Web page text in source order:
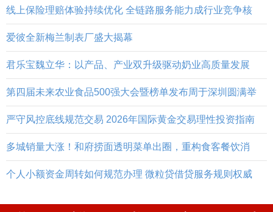
线上保险理赔体验持续优化 全链路服务能力成行业竞争核
爱彼全新梅兰制表厂盛大揭幕
君乐宝魏立华：以产品、产业双升级驱动奶业高质量发展
第四届未来农业食品500强大会暨榜单发布周于深圳圆满举
严守风控底线规范交易 2026年国际黄金交易理性投资指南
多城销量大涨！和府捞面透明菜单出圈，重构食客餐饮消
个人小额资金周转如何规范办理 微粒贷借贷服务规则权威